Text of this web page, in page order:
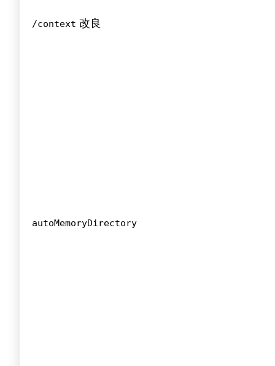
/context 改良
autoMemoryDirectory